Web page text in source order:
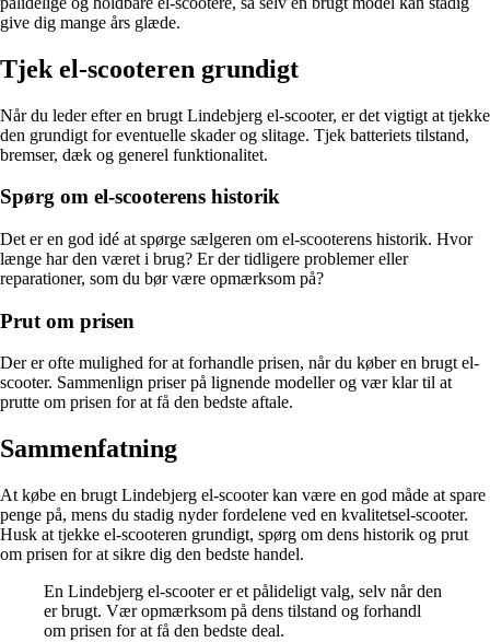
give dig mange års glæde.
Tjek el-scooteren grundigt
Når du leder efter en brugt Lindebjerg el-scooter, er det vigtigt at tjekke
den grundigt for eventuelle skader og slitage. Tjek batteriets tilstand,
bremser, dæk og generel funktionalitet.
Spørg om el-scooterens historik
Det er en god idé at spørge sælgeren om el-scooterens historik. Hvor
længe har den været i brug? Er der tidligere problemer eller
reparationer, som du bør være opmærksom på?
Prut om prisen
Der er ofte mulighed for at forhandle prisen, når du køber en brugt el-
scooter. Sammenlign priser på lignende modeller og vær klar til at
prutte om prisen for at få den bedste aftale.
Sammenfatning
At købe en brugt Lindebjerg el-scooter kan være en god måde at spare
penge på, mens du stadig nyder fordelene ved en kvalitetsel-scooter.
Husk at tjekke el-scooteren grundigt, spørg om dens historik og prut
om prisen for at sikre dig den bedste handel.
En Lindebjerg el-scooter er et pålideligt valg, selv når den
er brugt. Vær opmærksom på dens tilstand og forhandl
om prisen for at få den bedste deal.